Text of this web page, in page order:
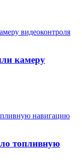
камеру
топливную